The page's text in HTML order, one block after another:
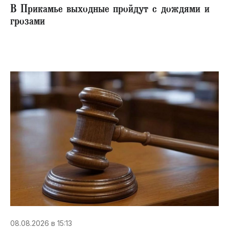
В Прикамье выходные пройдут с дождями и
грозами
08.08.2026 в 15:13